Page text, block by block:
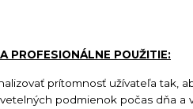
PROFESIONÁLNE POUŽITIE:
prítomnosť užívateľa tak,
podmienok počas dňa a